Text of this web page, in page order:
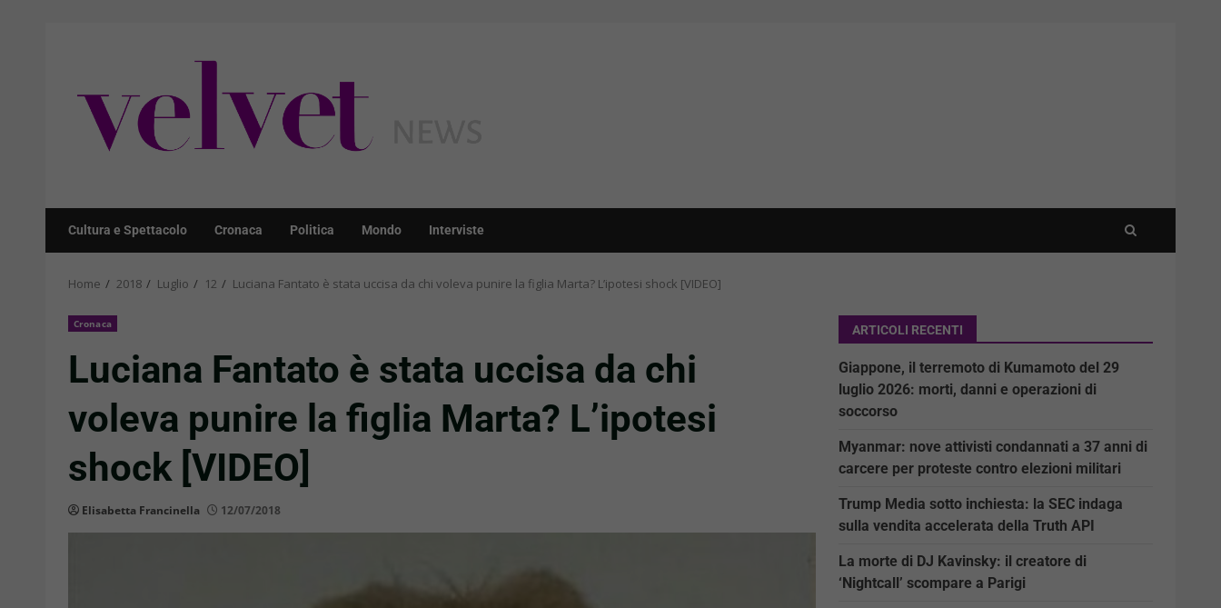
Cultura e Spettacolo Cronaca Politica Mondo Interviste
Home 2018 Luglio 12 Luciana Fantato è stata uccisa da chi voleva punire la figlia Marta? L’ipotesi shock [VIDEO]
Cronaca
Luciana Fantato è stata uccisa da chi
voleva punire la figlia Marta? L’ipotesi
shock [VIDEO]
Elisabetta Francinella 12/07/2018
ARTICOLI RECENTI
Giappone, il terremoto di Kumamoto del 29
luglio 2026: morti, danni e operazioni di
soccorso
Myanmar: nove attivisti condannati a 37 anni di
carcere per proteste contro elezioni militari
Trump Media sotto inchiesta: la SEC indaga
sulla vendita accelerata della Truth API
La morte di DJ Kavinsky: il creatore di
‘Nightcall’ scompare a Parigi